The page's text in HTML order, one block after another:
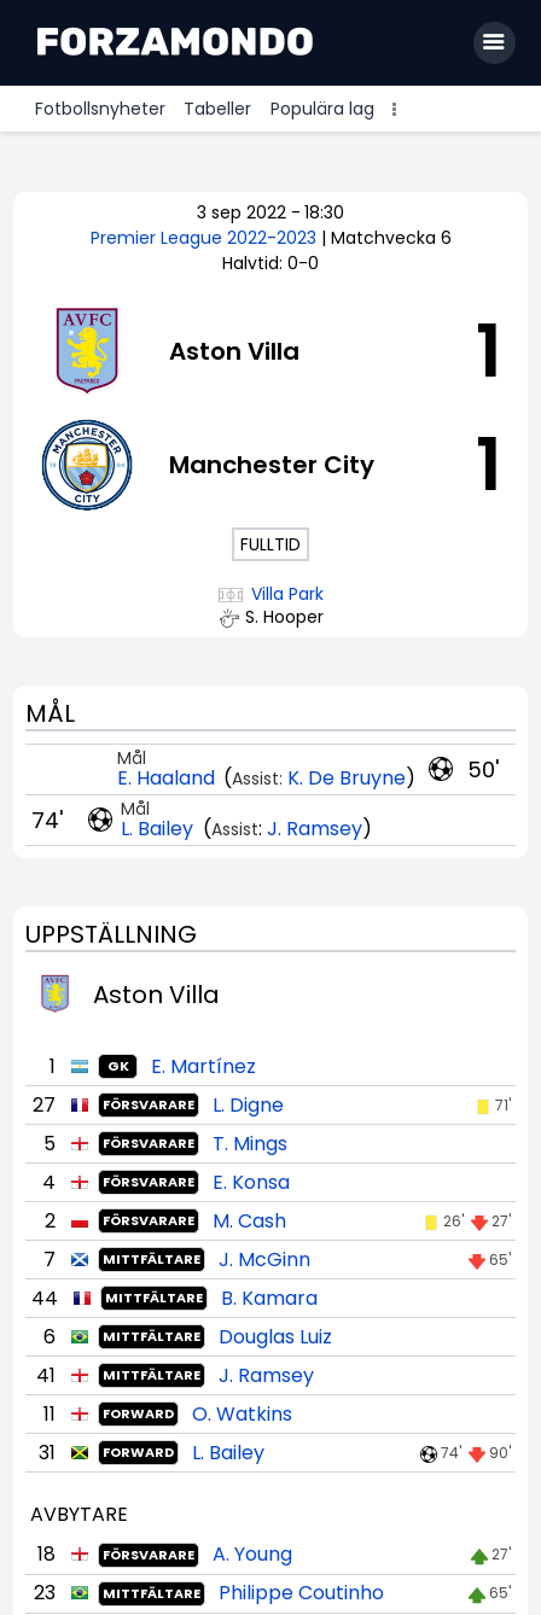
Fotbollsnyheter Tabeller Populära lag
Premier League
Bundesliga
Serie A
3 sep 2022 - 18:30
Premier League 2022-2023 | Matchvecka 6
Halvtid: 0-0
Aston Villa 1
Manchester City 1
FULLTID
Villa Park
S. Hooper
MÅL
50'
Mål
E. Haaland (Assist: K. De Bruyne)
Mål
L. Bailey (Assist: J. Ramsey)
74'
UPPSTÄLLNING
Aston Villa
1 GK
E. Martínez
27
FÖRSVARARE L. Digne 71'
5 FÖRSVARARE
T. Mings
4
FÖRSVARARE
E. Konsa
2
FÖRSVARARE M. Cash 26' 27'
7 MITTFÄLTARE J. McGinn 65'
44 MITTFÄLTARE
B. Kamara
6
MITTFÄLTARE
Douglas Luiz
41
MITTFÄLTARE
J. Ramsey
11
FORWARD
O. Watkins
31
FORWARD L. Bailey 74' 90'
AVBYTARE
18
FÖRSVARARE A. Young 27'
23 MITTFÄLTARE Philippe Coutinho 65'